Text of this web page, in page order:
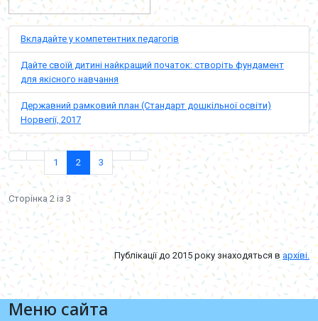
Вкладайте у компетентних педагогів
Дайте своїй дитині найкращий початок: створіть фундамент
для якісного навчання
Державний рамковий план (Стандарт дошкільної освіти)
Норвегії, 2017
1 2 3
Сторінка 2 із 3
Публікації до 2015 року знаходяться в архіві.
Меню сайта